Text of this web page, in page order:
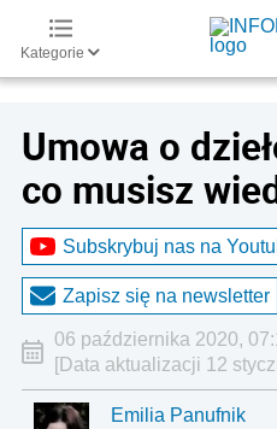
Kategorie
Umowa o
co musisz
Subskrybuj nas na
Zapisz się na newsletter
06 października 2020,
[Data aktualizacji 12
Emilia Panufnik